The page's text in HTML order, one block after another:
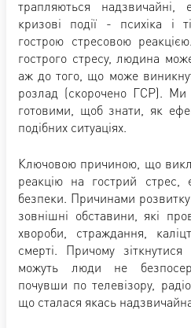
трапляються надзвичайні,
кризові події - психіка і
гострою стресовою
гострого стресу, людина
аж до того, що може
розлад (скорочено ГСР). Ми
готовими, щоб знати, як
подібних ситуаціях.
Ключовою причиною, що
реакцію на гострий стрес,
безпеки. Причинами
зовнішні обставини, які
хвороби, страждання,
смерті. Причому
можуть люди не
почувши по телевізору,
що сталася якась